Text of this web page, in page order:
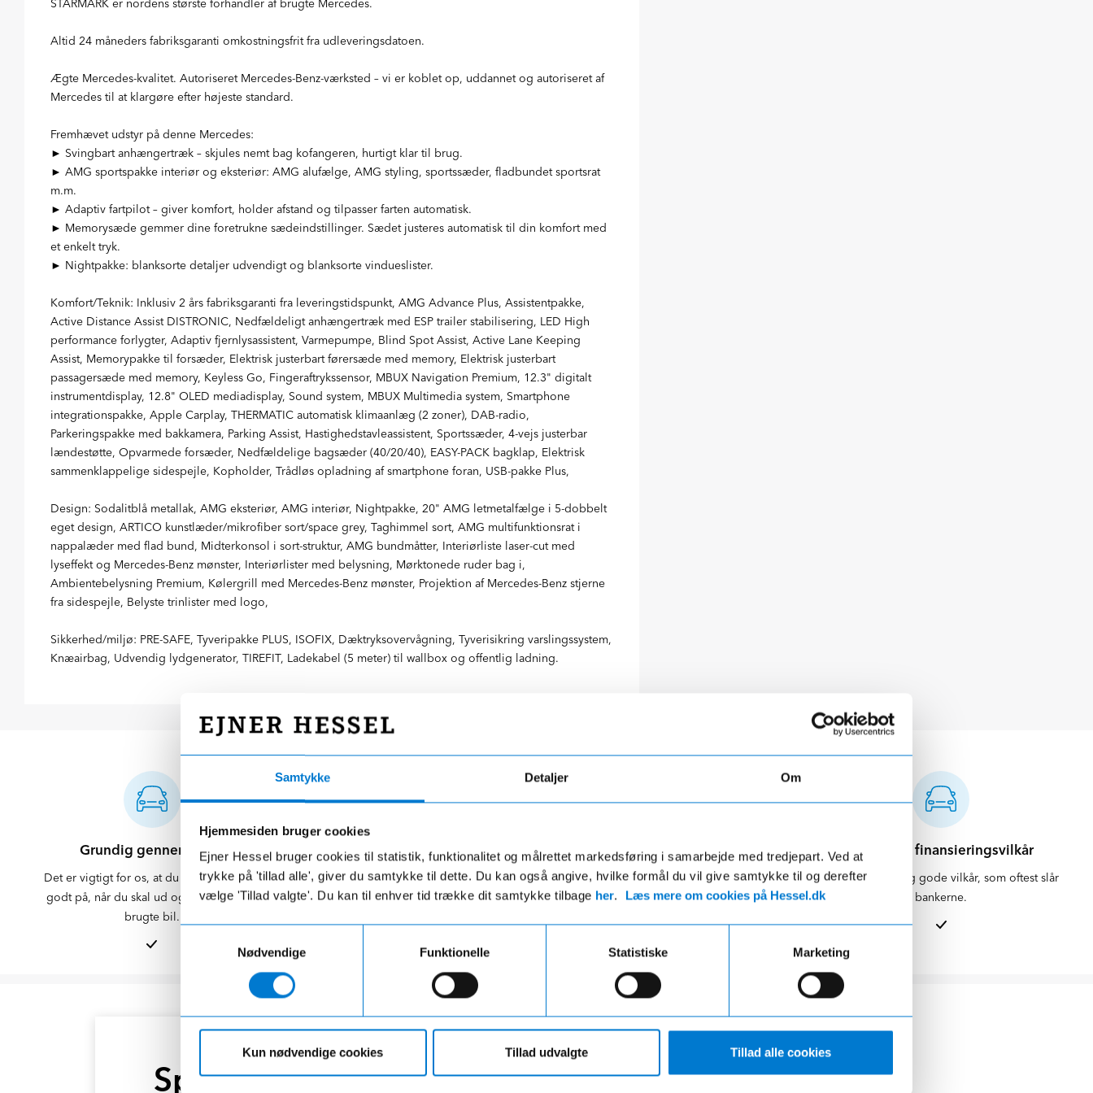
Samtykke Detaljer Om
Hjemmesiden bruger cookies
Ejner Hessel bruger cookies til statistik, funktionalitet og målrettet markedsføring i samarbejde med tredjepart. Ved at
trykke på 'tillad alle', giver du samtykke til dette. Du kan også angive, hvilke formål du vil give samtykke til og derefter
vælge 'Tillad valgte'. Du kan til enhver tid trække dit samtykke tilbage her. Læs mere om cookies på Hessel.dk
Nødvendige
Funktionelle Statistiske Marketing
Kun nødvendige cookies Tillad udvalgte Tillad alle cookies
STARMARK er nordens største forhandler af brugte Mercedes.
Altid 24 måneders fabriksgaranti omkostningsfrit fra udleveringsdatoen.
Ægte Mercedes-kvalitet. Autoriseret Mercedes-Benz-værksted – vi er koblet op, uddannet og autoriseret af
Mercedes til at klargøre efter højeste standard.
Fremhævet udstyr på denne Mercedes:
► Svingbart anhængertræk – skjules nemt bag kofangeren, hurtigt klar til brug.
► AMG sportspakke interiør og eksteriør: AMG alufælge, AMG styling, sportssæder, fladbundet sportsrat
m.m.
► Adaptiv fartpilot – giver komfort, holder afstand og tilpasser farten automatisk.
► Memorysæde gemmer dine foretrukne sædeindstillinger. Sædet justeres automatisk til din komfort med
et enkelt tryk.
► Nightpakke: blanksorte detaljer udvendigt og blanksorte vindueslister.
Komfort/Teknik: Inklusiv 2 års fabriksgaranti fra leveringstidspunkt, AMG Advance Plus, Assistentpakke,
Active Distance Assist DISTRONIC, Nedfældeligt anhængertræk med ESP trailer stabilisering, LED High
performance forlygter, Adaptiv fjernlysassistent, Varmepumpe, Blind Spot Assist, Active Lane Keeping
Assist, Memorypakke til forsæder, Elektrisk justerbart førersæde med memory, Elektrisk justerbart
passagersæde med memory, Keyless Go, Fingeraftrykssensor, MBUX Navigation Premium, 12.3" digitalt
instrumentdisplay, 12.8" OLED mediadisplay, Sound system, MBUX Multimedia system, Smartphone
integrationspakke, Apple Carplay, THERMATIC automatisk klimaanlæg (2 zoner), DAB-radio,
Parkeringspakke med bakkamera, Parking Assist, Hastighedstavleassistent, Sportssæder, 4-vejs justerbar
lændestøtte, Opvarmede forsæder, Nedfældelige bagsæder (40/20/40), EASY-PACK bagklap, Elektrisk
sammenklappelige sidespejle, Kopholder, Trådløs opladning af smartphone foran, USB-pakke Plus,
Design: Sodalitblå metallak, AMG eksteriør, AMG interiør, Nightpakke, 20" AMG letmetalfælge i 5-dobbelt
eget design, ARTICO kunstlæder/mikrofiber sort/space grey, Taghimmel sort, AMG multifunktionsrat i
nappalæder med flad bund, Midterkonsol i sort-struktur, AMG bundmåtter, Interiørliste laser-cut med
lyseffekt og Mercedes-Benz mønster, Interiørlister med belysning, Mørktonede ruder bag i,
Ambientebelysning Premium, Kølergrill med Mercedes-Benz mønster, Projektion af Mercedes-Benz stjerne
fra sidespejle, Belyste trinlister med logo,
Sikkerhed/miljø: PRE-SAFE, Tyveripakke PLUS, ISOFIX, Dæktryksovervågning, Tyverisikring varslingssystem,
Knæairbag, Udvendig lydgenerator, TIREFIT, Ladekabel (5 meter) til wallbox og offentlig ladning.
Grundig gennemgang
Det er vigtigt for os, at du føler dig klædt
godt på, når du skal ud og nyde din nye
brugte bil.
Klargøring efter fabriksstandarder
Din bil bliver mekanisk og kosmetisk klargjort.
Du kan sjældent se, at bilen har været brugt.
Alt samlet ét sted
Vi hjælper dig med bil, forsikring og
finansiering – nemt og overskueligt.
Attraktive finansieringsvilkår
Vi kan tilbyde dig gode vilkår, som oftest slår
bankerne.
Spar 5.000 kr.